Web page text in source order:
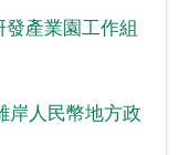
產業園工作組
岸人民幣地方政